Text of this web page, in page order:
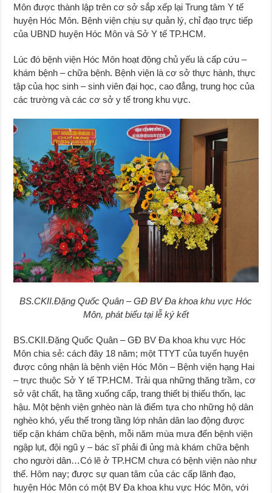
Môn được thành lập trên cơ sở sắp xếp lại Trung tâm Y tế
huyện Hóc Môn. Bệnh viện chịu sự quản lý, chỉ đạo trực tiếp
của UBND huyện Hóc Môn và Sở Y tế TP.HCM.
Lúc đó bệnh viện Hóc Môn hoạt động chủ yếu là cấp cứu –
khám bệnh – chữa bệnh. Bệnh viện là cơ sở thực hành, thực
tập của học sinh – sinh viên đại học, cao đẳng, trung học của
các trường và các cơ sở y tế trong khu vực.
BS.CKII.Đặng Quốc Quân – GĐ BV Đa khoa khu vực Hóc
Môn, phát biểu tại lễ ký kết
BS.CKII.Đặng Quốc Quân – GĐ BV Đa khoa khu vực Hóc
Môn chia sẻ: cách đây 18 năm; một TTYT của tuyến huyện
được công nhận là bệnh viện Hóc Môn – Bệnh viện hạng Hai
– trực thuộc Sở Y tế TP.HCM. Trải qua những thăng trầm, cơ
sở vật chất, hạ tầng xuống cấp, trang thiết bị thiếu thốn, lạc
hậu. Một bệnh viện gnhèo nàn là điểm tựa cho những hộ dân
nghèo khó, yếu thế trong tầng lớp nhân dân lao động được
tiếp cận khám chữa bệnh, mỗi năm mùa mưa đến bệnh viện
ngập lụt, đội ngũ y – bác sĩ phải đi ủng mà khám chữa bệnh
cho người dân…Có lẽ ở TP.HCM chưa có bệnh viện nào như
thế. Hôm nay; được sự quan tâm của các cấp lãnh đạo,
huyện Hóc Môn có một BV Đa khoa khu vực Hóc Môn, với